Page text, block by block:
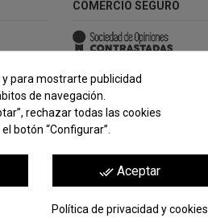
COMERCIO SEGURO
para mostrarte publicidad
de navegación.
rechazar todas las cookies
botón “Configurar”.
done_all Aceptar
Política de privacidad y cookies